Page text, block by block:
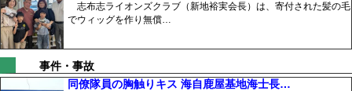
志布志ライオンズクラブ（新地裕実会長）は、寄付された髪の毛
でウィッグを作り無償…
事件・事故
同僚隊員の胸触りキス 海自鹿屋基地海士長…